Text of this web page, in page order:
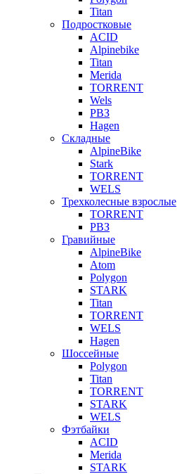
Titan
Подростковые
ACID
Alpinebike
Titan
Merida
TORRENT
Wels
РВЗ
Hagen
Складные
AlpineBike
Stark
TORRENT
WELS
Трехколесные взрослые
TORRENT
РВЗ
Гравийные
AlpineBike
Atom
Polygon
STARK
Titan
TORRENT
WELS
Hagen
Шоссейные
Polygon
Titan
TORRENT
STARK
WELS
Фэтбайки
ACID
Merida
STARK